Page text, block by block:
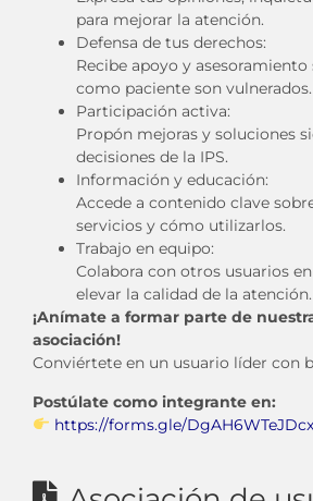
para mejorar la atención.
Defensa de tus derechos:
Recibe apoyo y
como paciente son vulnerados.
Participación activa:
Propón mejoras y soluciones
decisiones de la IPS.
Información y educación:
Accede a contenido clave
servicios y cómo utilizarlos.
Trabajo en equipo:
Colabora con otros usuarios
elevar la calidad de la atención.
¡Anímate a formar parte de
asociación!
Conviértete en un usuario líder con
Postúlate como integrante en:
https://forms.gle/